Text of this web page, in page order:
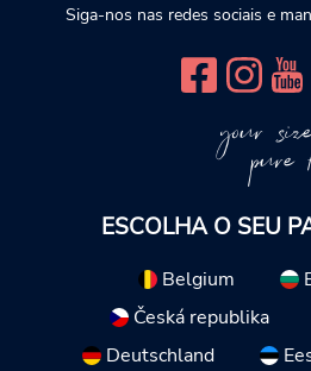
Siga-nos nas redes sociais e
your
pure
ESCOLHA O SEU
Belgium
Česká republika
Deutschland